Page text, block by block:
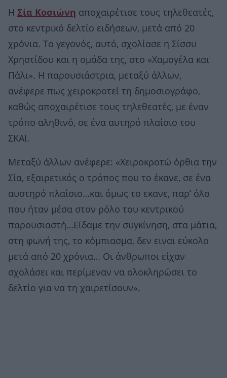
Η Σία Κοσιώνη αποχαιρέτισε τους τηλεθεατές,
στο κεντρικό δελτίο ειδήσεων, μετά από 20
χρόνια. Το γεγονός, αυτό, σχολίασε η Σίσσυ
Χρηστίδου και η ομάδα της, στο «Χαμογέλα και
Πάλι». Η παρουσιάστρια, μεταξύ άλλων,
ανέφερε πως χειροκροτεί τη δημοσιογράφο,
καθώς αποχαιρέτισε τους τηλεθεατές, με έναν
τρόπο αληθινό, σε ένα αυτηρό πλαίσιο του
ΣΚΑΙ.
Μεταξύ άλλων ανέφερε: «Χειροκροτώ όρθια την
Σία, εξαιρετικός ο τρόπος που το έκανε, σε ένα
αυστηρό πλαίσιο…και όμως το εκανε, παρ’ όλο
που ήταν μέσα στον ρόλο του κεντρικού
παρουσιαστή…Είδαμε την συγκίνηση, στα μάτια,
στη φωνή της, το κόμπιασμα, δεν ειναι εύκολο
μετά από 20 χρόνια… Οι άνθρωποι είχαν
σχολάσει και περίμεναν να ολοκληρώσει το
δελτίο για να τη χαιρετίσουν».